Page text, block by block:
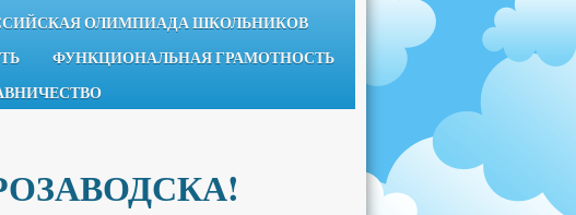
ОЛИМПИАДА ШКОЛЬНИКОВ
ФУНКЦИОНАЛЬНАЯ ГРАМОТНОСТЬ